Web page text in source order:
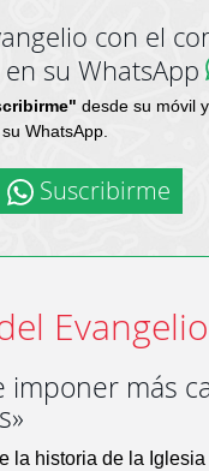
con el
su WhatsApp
desde su móvil
WhatsApp.
Suscribirme
imponer más
la historia de la